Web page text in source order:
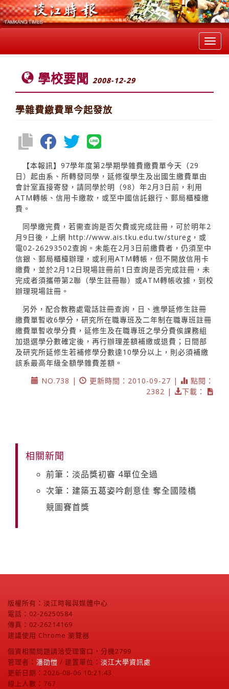
學校要聞 2008-12-29
學雜費繳費單今起發放
【本報訊】97學年度第2學期學雜費繳費單今天（29
日）起由系、所轉發同學，延修復學生及出國生繳費單由
會計室直接寄發，請同學於明（98）年2月3日前，利用
ATM轉帳、信用卡繳款，或至中國信託銀行、郵局櫃檯繳
費。
同學繳完費，若需查詢是否欠費或完成註冊，可於明年2
月9日後，上網 http://www.ais.tku.edu.tw/stureg，或
電02-26293502查詢。未能在2月3日前繳費者，仍須至中
信銀、郵局櫃檯辦理，或利用ATM轉帳，但不開放信用卡
繳費，並於2月12日現場註冊前1日查詢是否完成註冊，未
完成者須攜帶第2聯（學生註冊聯）或ATM轉帳收據，到校
辦理現場註冊。
另外，配合教務處電話註冊查詢，日、進學延修生註冊
繳費單暫收6學分，研究所在職專班及二年制在職專班註冊
繳費單暫收學分費，延修生及在職專班之學分費俟課務組
加退選學分數確定後，再行辦理差額補繳或退費；日間部
及研究所延修生若補修學分數達10學分以上，則必須補繳
該系最高年級全額學雜費差額。
NO.738 |
更新時間：2010-09-27 |
點閱：
2382 |
下載：
相關新聞
前筆：淡品獎初審 4單位全過
次筆：建築五葛姿吟創意佳 奪全國陸橋
競圖賽首獎
版權所有：淡江時報與媒體中心
電話：02-26250584
傳真：02-26214169
建議使用 Chrome 瀏覽器
個資相關問題請洽受理窗口，分機2799
管理者： 潘劭愷 / 建置單位： 淡江大學資訊處
更新日期：2026-08-06 10:21:43
線上人數：767